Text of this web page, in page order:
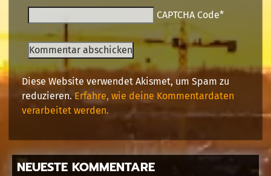
CAPTCHA Code*
Diese Website verwendet Akismet, um Spam zu
reduzieren. Erfahre, wie deine Kommentardaten
verarbeitet werden.
NEUESTE KOMMENTARE